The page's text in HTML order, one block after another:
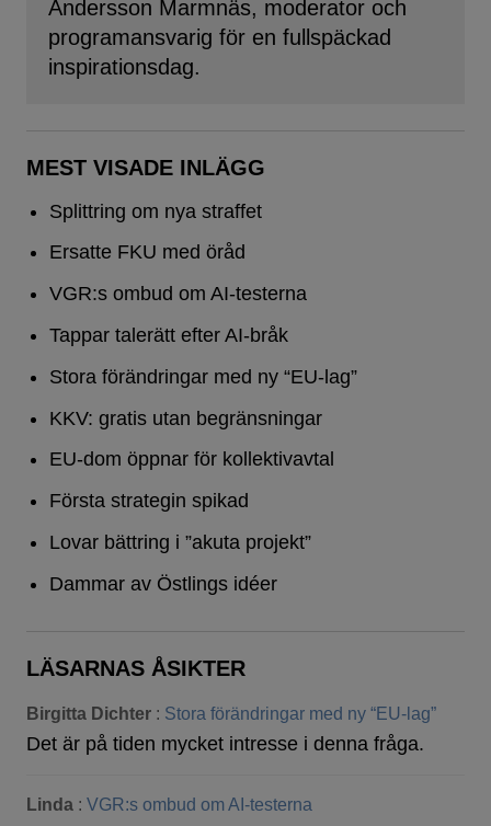
Andersson Marmnäs, moderator och
programansvarig för en fullspäckad
inspirationsdag.
MEST VISADE INLÄGG
Splittring om nya straffet
Ersatte FKU med öråd
VGR:s ombud om AI-testerna
Tappar talerätt efter AI-bråk
Stora förändringar med ny “EU-lag”
KKV: gratis utan begränsningar
EU-dom öppnar för kollektivavtal
Första strategin spikad
Lovar bättring i ”akuta projekt”
Dammar av Östlings idéer
LÄSARNAS ÅSIKTER
Birgitta Dichter : Stora förändringar med ny “EU-lag”
Det är på tiden mycket intresse i denna fråga.
Linda : VGR:s ombud om AI-testerna